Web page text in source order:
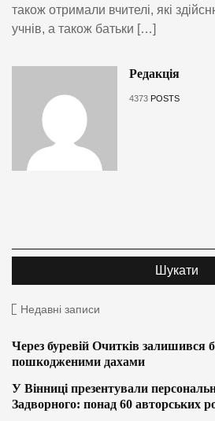
також отримали вчителі, які
учнів, а також батьки […]
Редакція
4373 POSTS
Недавні записи
Через буревій Очитків залишився
пошкодженими дахами
У Вінниці презентували
Задворного: понад 60 авторських